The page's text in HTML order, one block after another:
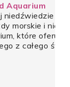
Aquarium
niedźwiedzie
morskie i nie
które oferuje
z całego